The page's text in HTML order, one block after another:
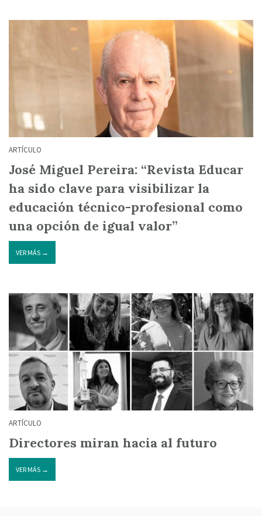
ARTÍCULO
José Miguel Pereira: “Revista Educar
ha sido clave para visibilizar la
educación técnico-profesional como
una opción de igual valor”
VER MÁS →
ARTÍCULO
Directores miran hacia al futuro
VER MÁS →